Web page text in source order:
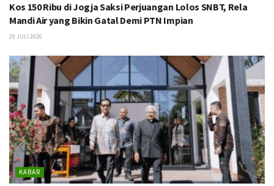
Kos 150 Ribu di Jogja Saksi Perjuangan Lolos SNBT, Rela
Mandi Air yang Bikin Gatal Demi PTN Impian
29 JULI 2026
KABAR